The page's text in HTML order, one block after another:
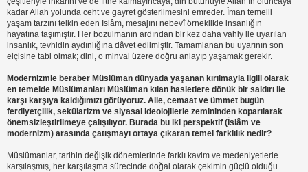
kadar Allah yolunda ceht ve gayret gösterilmesini emreder. Îman temelli
yaşam tarzını telkin eden İslâm, mesajını nebevî örneklikle insanlığın
hayatına taşımıştır. Her bozulmanın ardından bir kez daha vahiy ile uyarılan
insanlık, tevhidin aydınlığına dâvet edilmiştir. Tamamlanan bu uyarının son
elçisine tabi olmak; dini, o minval üzere doğru anlayıp yaşamak gerekir.
Modernizmle beraber Müslüman dünyada yaşanan kırılmayla ilgili olarak
en temelde Müslümanları Müslüman kılan hasletlere dönük bir saldırı ile
karşı karşıya kaldığımızı görüyoruz. Aile, cemaat ve ümmet bugün
ferdiyetçilik, sekülarizm ve siyasal ideolojilerle zemininden koparılarak
önemsizleştirilmeye çalışılıyor. Burada bu iki perspektif (İslâm ve
modernizm) arasında çatışmayı ortaya çıkaran temel farklılık nedir?
Müslümanlar, tarihin değişik dönemlerinde farklı kavim ve medeniyetlerle
karşılaşmış, her karşılaşma sürecinde doğal olarak çekimin güçlü olduğu